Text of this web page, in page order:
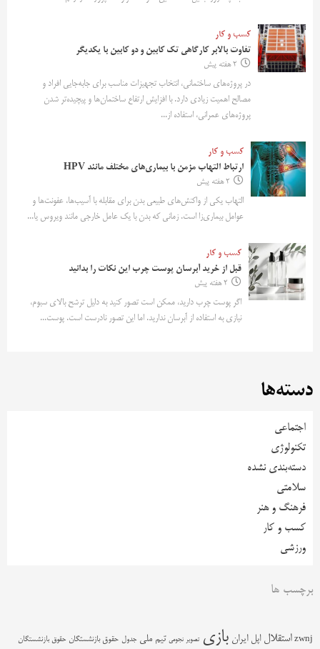
کسب و کار
تفاوت بالابر کارگاهی تک کابین و دو کابین با یکدیگر
2 هفته پیش
در پروژه‌های ساختمانی، انتخاب تجهیزات مناسب برای جابه‌جایی افراد و
مصالح اهمیت زیادی دارد. با افزایش ارتفاع ساختمان‌ها و پیچیده‌تر شدن
پروژه‌های عمرانی، استفاده از...
کسب و کار
ارتباط التهاب مزمن با بیماری‌های مختلف مانند HPV
2 هفته پیش
التهاب یکی از واکنش‌های طبیعی بدن برای مقابله با آسیب‌ها، عفونت‌ها و
عوامل بیماری‌زا است. زمانی که بدن با یک عامل خارجی مانند ویروس یا...
کسب و کار
قبل از خرید آبرسان پوست چرب این نکات را بدانید
2 هفته پیش
اگر پوست چرب دارید، ممکن است تصور کنید به دلیل ترشح بالای سبوم،
نیازی به استفاده از آبرسان ندارید. اما این تصور نادرست است. پوست...
دسته‌ها
اجتماعی
تکنولوژی
دسته‌بندی نشده
سلامتی
فرهنگ و هنر
کسب و کار
ورزشی
برچسب ها
zwnj استقلال اپل ایران بازی تصویر نجومی تیم ملی جدول حقوق بازنشستگان حقوق بازنشستگان